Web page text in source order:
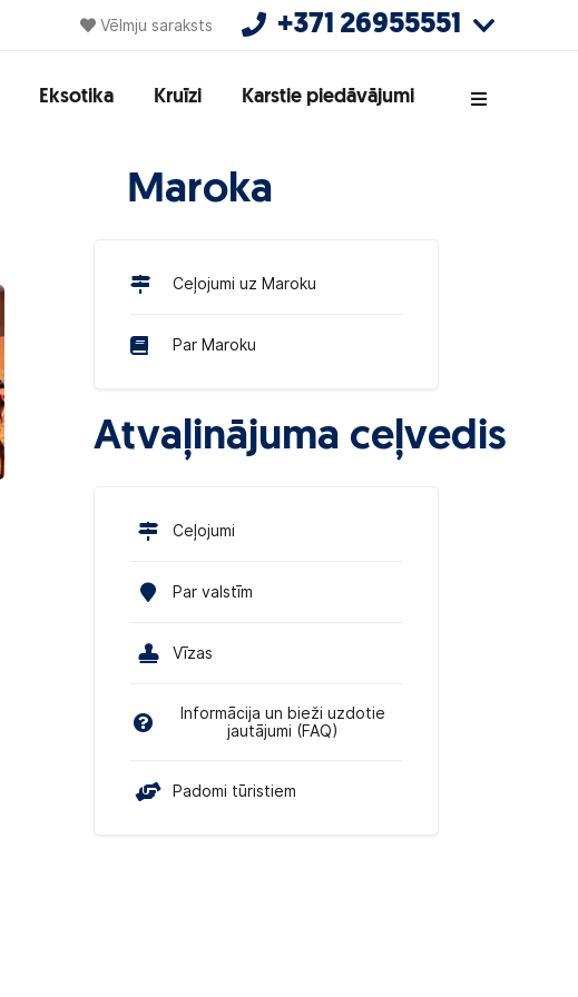
Vēlmju saraksts +371 26955551
Eksotika Kruīzi Karstie piedāvājumi
Maroka
Ceļojumi uz Maroku
Par Maroku
Atvaļinājuma ceļvedis
Ceļojumi
Par valstīm
Vīzas
Informācija un bieži uzdotie
jautājumi (FAQ)
Padomi tūristiem